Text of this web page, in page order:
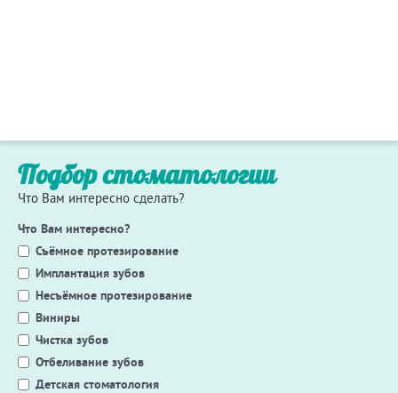
Подбор стоматологии
Что Вам интересно сделать?
Что Вам интересно?
Съёмное протезирование
Имплантация зубов
Несъёмное протезирование
Виниры
Чистка зубов
Отбеливание зубов
Детская стоматология